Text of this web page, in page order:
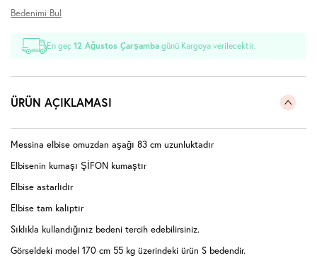
Bedenimi Bul
En geç12 Ağustos Çarşamba günü Kargoya verilecektir.
ÜRÜN AÇIKLAMASI
Messina elbise omuzdan aşağı 83 cm uzunluktadır
Elbisenin kumaşı ŞİFON kumaştır
Elbise astarlıdır
Elbise tam kalıptır
Sıklıkla kullandığınız bedeni tercih edebilirsiniz.
Görseldeki model 170 cm 55 kg üzerindeki ürün S bedendir.